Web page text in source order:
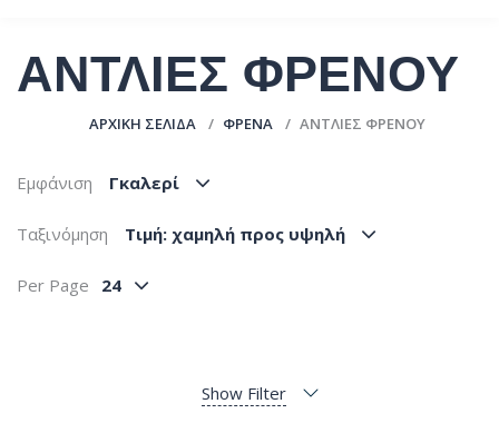
ΑΝΤΛΙΕΣ ΦΡΕΝΟΥ
ΑΡΧΙΚΉ ΣΕΛΊΔΑ ΦΡΕΝΑ ΑΝΤΛΙΕΣ ΦΡΕΝΟΥ
Εμφάνιση Γκαλερί
Ταξινόμηση Tιμή: χαμηλή προς υψηλή
Per Page 24
Show Filter